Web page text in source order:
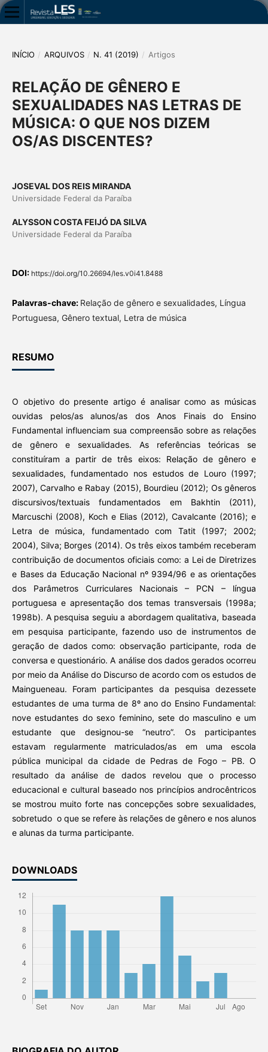
INÍCIO / ARQUIVOS / N. 41 (2019) / Artigos
RELAÇÃO DE GÊNERO E
SEXUALIDADES NAS LETRAS DE
MÚSICA: O QUE NOS DIZEM
OS/AS DISCENTES?
JOSEVAL DOS REIS MIRANDA
Universidade Federal da Paraíba
ALYSSON COSTA FEIJÓ DA SILVA
Universidade Federal da Paraíba
DOI: https://doi.org/10.26694/les.v0i41.8488
Palavras-chave: Relação de gênero e sexualidades, Língua
Portuguesa, Gênero textual, Letra de música
RESUMO
O objetivo do presente artigo é analisar como as músicas
ouvidas pelos/as alunos/as dos Anos Finais do Ensino
Fundamental influenciam sua compreensão sobre as relações
de gênero e sexualidades. As referências teóricas se
constituíram a partir de três eixos: Relação de gênero e
sexualidades, fundamentado nos estudos de Louro (1997;
2007), Carvalho e Rabay (2015), Bourdieu (2012); Os gêneros
discursivos/textuais fundamentados em Bakhtin (2011),
Marcuschi (2008), Koch e Elias (2012), Cavalcante (2016); e
Letra de música, fundamentado com Tatit (1997; 2002;
2004), Silva; Borges (2014). Os três eixos também receberam
contribuição de documentos oficiais como: a Lei de Diretrizes
e Bases da Educação Nacional nº 9394/96 e as orientações
dos Parâmetros Curriculares Nacionais – PCN – língua
portuguesa e apresentação dos temas transversais (1998a;
1998b). A pesquisa seguiu a abordagem qualitativa, baseada
em pesquisa participante, fazendo uso de instrumentos de
geração de dados como: observação participante, roda de
conversa e questionário. A análise dos dados gerados ocorreu
por meio da Análise do Discurso de acordo com os estudos de
Maingueneau. Foram participantes da pesquisa dezessete
estudantes de uma turma de 8º ano do Ensino Fundamental:
nove estudantes do sexo feminino, sete do masculino e um
estudante que designou-se “neutro”. Os participantes
estavam regularmente matriculados/as em uma escola
pública municipal da cidade de Pedras de Fogo – PB. O
resultado da análise de dados revelou que o processo
educacional e cultural baseado nos princípios androcêntricos
se mostrou muito forte nas concepções sobre sexualidades,
sobretudo o que se refere às relações de gênero e nos alunos
e alunas da turma participante.
DOWNLOADS